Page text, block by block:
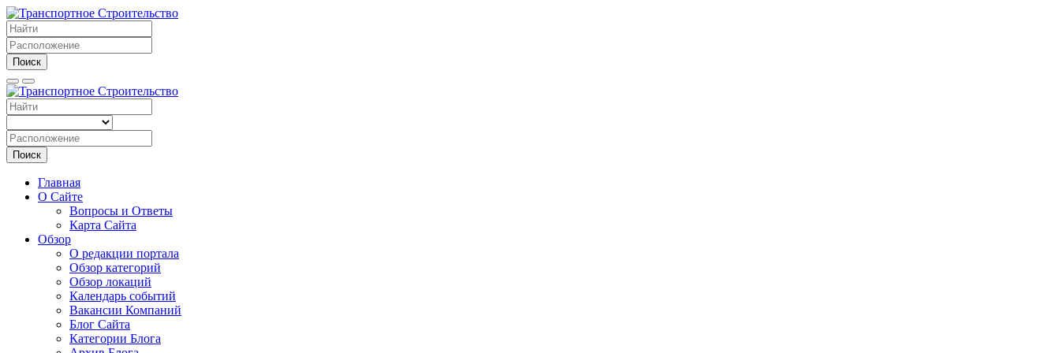
Поиск
Поиск
Главная
О Сайте
Вопросы и Ответы
Карта Сайта
Обзор
О редакции портала
Обзор категорий
Обзор локаций
Календарь событий
Вакансии Компаний
Блог Сайта
Категории Блога